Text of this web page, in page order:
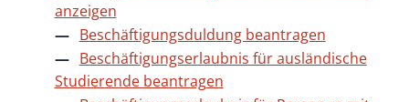
anzeigen
Beschäftigungsduldung beantragen
Beschäftigungserlaubnis für ausländische
Studierende beantragen